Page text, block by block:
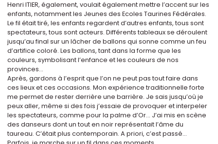
Henri ITIER, également, voulait également mettre l’accent sur les
enfants, notamment les Jeunes des Ecoles Taurines Fédérales.
Le fil était tiré, les enfants regardent d’autres enfants, tous sont
spectateurs, tous sont acteurs. Différents tableaux se déroulent
jusqu’au final sur un lâcher de ballons qui sonne comme un feu
d’artifice coloré. Les ballons, tant dans la forme que les
couleurs, symbolisant l’enfance et les couleurs de nos
provinces…
Après, gardons à l’esprit que l’on ne peut pas tout faire dans
ces lieux et ces occasions. Mon expérience traditionnelle forte
me permet de rester derrière une barrière. Je sais jusqu’où je
peux aller, même si des fois j’essaie de provoquer et interpeler
les spectateurs, comme pour la palme d’Or… J’ai mis en scène
des danseurs dont un tout en noir représentait l’âme du
taureau. C’était plus contemporain. A priori, c’est passé...